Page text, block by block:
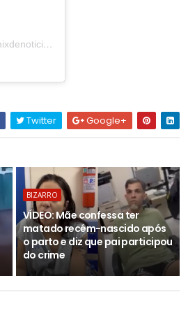
Uma publicação compartilhada por Portal Mix de Notícias (@portalmixdenoticias)
Twitter Google+
BIZARRO
VÍDEO: Mãe confessa ter
matado recém-nascido após
o parto e diz que pai participou
do crime